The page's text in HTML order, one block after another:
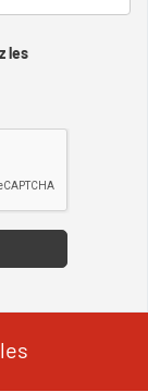
les